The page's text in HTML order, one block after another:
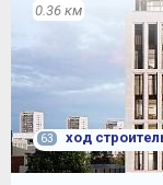
0.36 км
63 ход